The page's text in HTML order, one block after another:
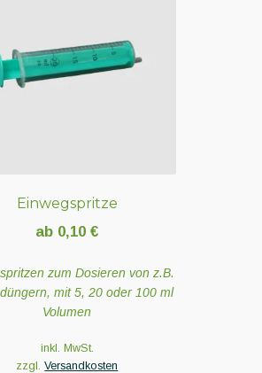
Einwegspritze
ab 0,10€
zum Dosieren von z.B.
mit 5, 20 oder 100 ml
Volumen
inkl. MwSt.
zzgl.Versandkosten